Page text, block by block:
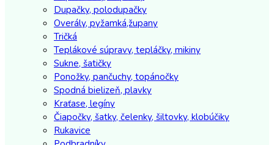
Dupačky, polodupačky
Overály, pyžamká,župany
Tričká
Teplákové súpravy, tepláčky, mikiny
Sukne, šatičky
Ponožky, pančuchy, topánočky
Spodná bielizeň, plavky
Kraťase, legíny
Čiapočky, šatky, čelenky, šiltovky, klobúčiky
Rukavice